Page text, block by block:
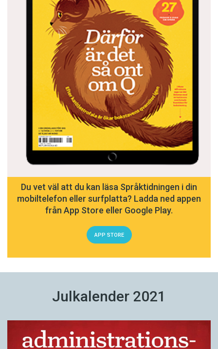
Du vet väl att du kan läsa Språktidningen i din
mobiltelefon eller surfplatta? Ladda ned appen
från App Store eller Google Play.
APP STORE
Julkalender 2021